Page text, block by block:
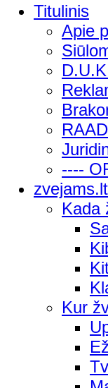
Titulinis
Apie
----
Kada
Kur